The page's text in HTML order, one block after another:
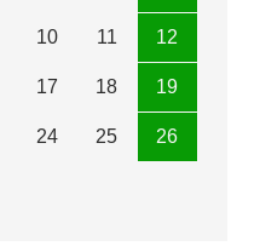
10 11 12
17 18 19
24 25 26